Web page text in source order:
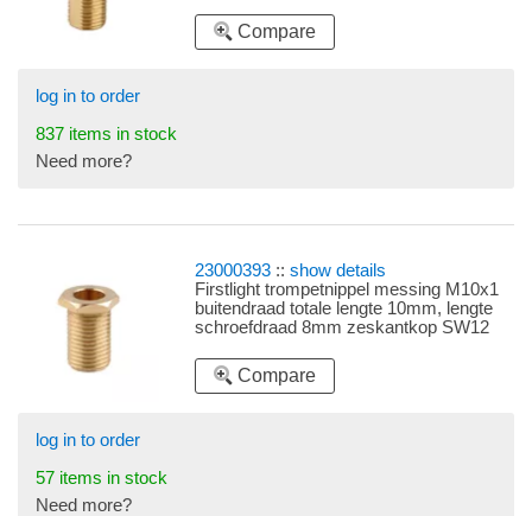
Compare
log in to order
837 items in stock
Need more?
23000393 ::show details
Firstlight trompetnippel messing M10x1
buitendraad totale lengte 10mm, lengte
schroefdraad 8mm zeskantkop SW12
Compare
log in to order
57 items in stock
Need more?